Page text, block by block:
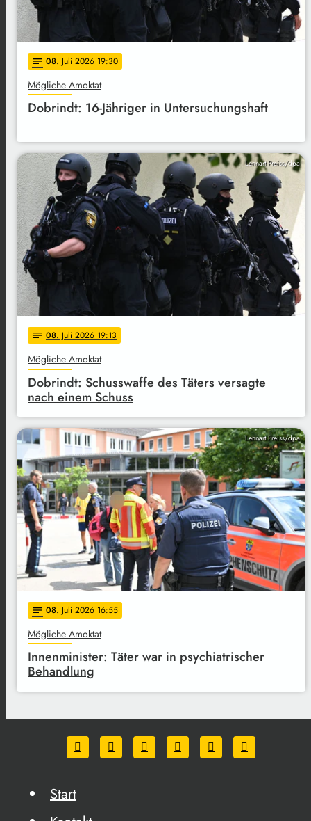
notes 08. Juli 2026 19:30
Mögliche Amoktat
Dobrindt: 16-Jähriger in Untersuchungshaft
Lennart Preiss/dpa
notes 08. Juli 2026 19:13
Mögliche Amoktat
Dobrindt: Schusswaffe des Täters versagte
nach einem Schuss
Lennart Preiss/dpa
notes 08. Juli 2026 16:55
Mögliche Amoktat
Innenminister: Täter war in psychiatrischer
Behandlung
Start